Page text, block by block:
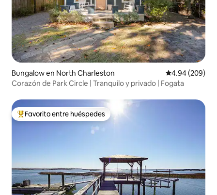
Bungalow en North Charleston Calificación
4.94 (209)
Corazón de Park Circle | Tranquilo y privado | Fogata
Favorito entre huéspedes preferido
Favorito entre huéspedes